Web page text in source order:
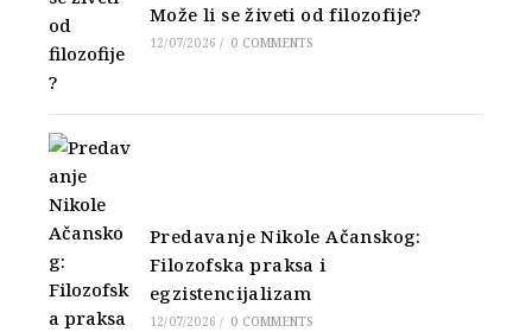
Može li se živeti od filozofije?
12/07/2026 / 0 COMMENTS
Predavanje Nikole Ačanskog:
Filozofska praksa i
egzistencijalizam
12/07/2026 / 0 COMMENTS